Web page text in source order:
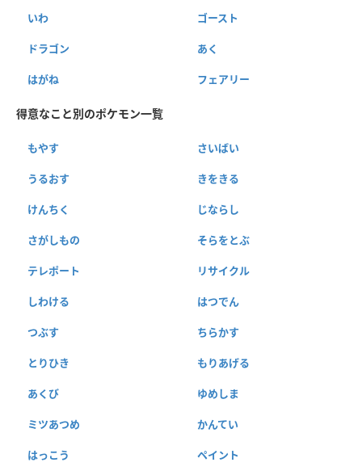
いわ ゴースト
ドラゴン あく
はがね フェアリー
得意なこと別のポケモン一覧
もやす さいばい
うるおす きをきる
けんちく じならし
さがしもの そらをとぶ
テレポート リサイクル
しわける はつでん
つぶす ちらかす
とりひき もりあげる
あくび ゆめしま
ミツあつめ かんてい
はっこう ペイント